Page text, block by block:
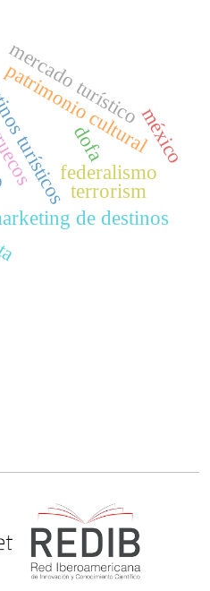
patrimonio cultural
de destinos
federalismo
méxico
mercado turístico
dofa
terrorism